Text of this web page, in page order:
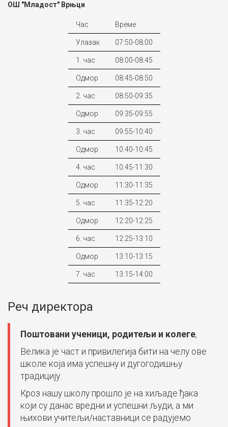
ОШ "Младост" Врњци
Час Време
Улазак 07:50-08:00
1. час 08:00-08:45
Одмор 08:45-08:50
2. час 08:50-09:35
Одмор 09:35-09:55
3. час 09:55-10:40
Одмор 10:40-10:45
4. час 10:45-11:30
Одмор 11:30-11:35
5. час 11:35-12:20
Одмор 12:20-12:25
6. час 12:25-13:10
Одмор 13:10-13:15
7. час 13:15-14:00
Реч директора
Поштовани ученици, родитељи и колеге,
Велика је част и привилегија бити на челу ове
школе која има успешну и дугогодишњу
традицију.
Кроз нашу школу прошло је на хиљаде ђака
који су данас вредни и успешни људи, а ми
њихови учитељи/наставници се радујемо